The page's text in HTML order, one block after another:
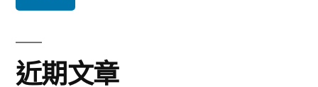
鍵
字:
近期文章